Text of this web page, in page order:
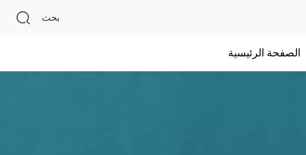
بحث
الصفحة الرئيسية